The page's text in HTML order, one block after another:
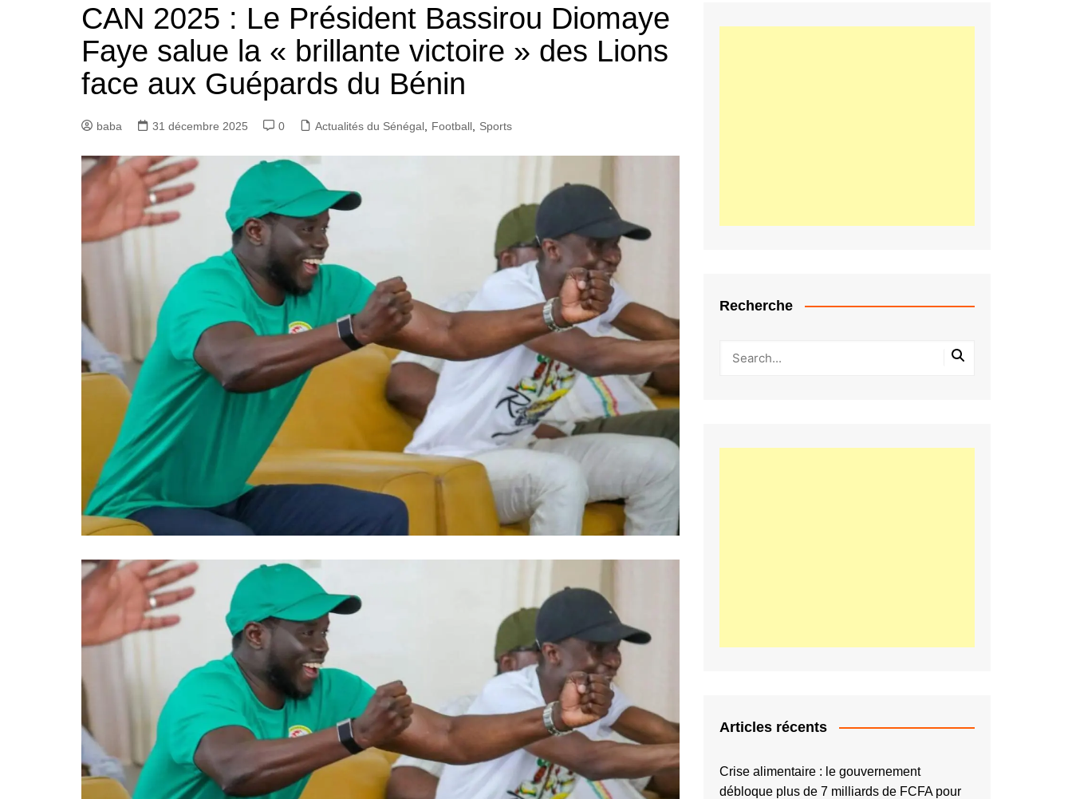
CAN 2025 : Le Président Bassirou Diomaye
Faye salue la « brillante victoire » des Lions
face aux Guépards du Bénin
baba 31 décembre 2025 0 Actualités du Sénégal Football Sports
Recherche
Articles récents
Crise alimentaire : le gouvernement
débloque plus de 7 milliards de FCFA pour